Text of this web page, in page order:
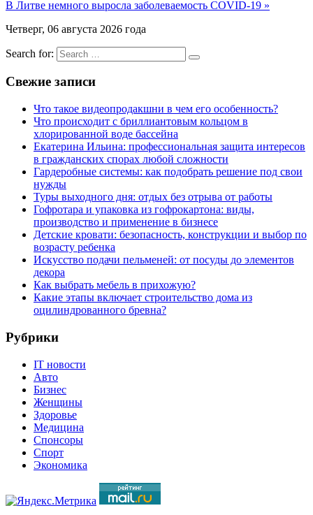
В Литве немного выросла заболеваемость COVID-19 »
Четверг, 06 августа 2026 года
Search for:
Свежие записи
Что такое видеопродакшни в чем его особенность?
Что происходит с бриллиантовым кольцом в
хлорированной воде бассейна
Екатерина Ильина: профессиональная защита интересов
в гражданских спорах любой сложности
Гардеробные системы: как подобрать решение под свои
нужды
Туры выходного дня: отдых без отрыва от работы
Гофротара и упаковка из гофрокартона: виды,
производство и применение в бизнесе
Детские кровати: безопасность, конструкции и выбор по
возрасту ребенка
Искусство подачи пельменей: от посуды до элементов
декора
Как выбрать мебель в прихожую?
Какие этапы включает строительство дома из
оцилиндрованного бревна?
Рубрики
IT новости
Авто
Бизнес
Женщины
Здоровье
Медицина
Спонсоры
Спорт
Экономика